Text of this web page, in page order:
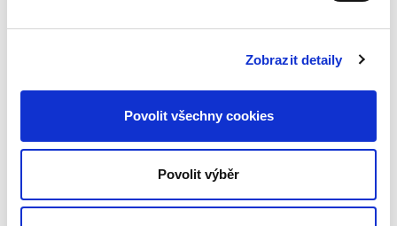
Zobrazit detaily
Povolit všechny cookies
Povolit výběr
oblasti softwaru.
další specifika